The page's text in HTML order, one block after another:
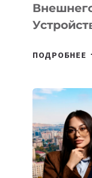
ПОДРОБНЕЕ
ОТ